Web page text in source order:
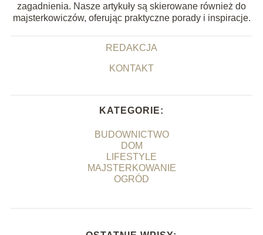
zagadnienia. Nasze artykuły są skierowane również do
majsterkowiczów, oferując praktyczne porady i inspiracje.
REDAKCJA
KONTAKT
KATEGORIE:
BUDOWNICTWO
DOM
LIFESTYLE
MAJSTERKOWANIE
OGRÓD